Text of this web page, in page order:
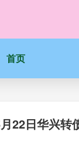
首页
22日华兴转